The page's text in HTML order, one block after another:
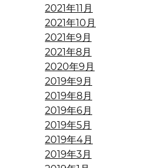
2021年11月
2021年10月
2021年9月
2021年8月
2020年9月
2019年9月
2019年8月
2019年6月
2019年5月
2019年4月
2019年3月